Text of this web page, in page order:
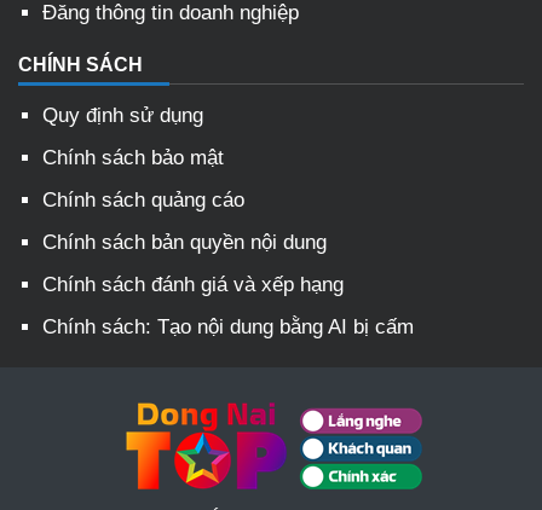
Đăng thông tin doanh nghiệp
CHÍNH SÁCH
Quy định sử dụng
Chính sách bảo mật
Chính sách quảng cáo
Chính sách bản quyền nội dung
Chính sách đánh giá và xếp hạng
Chính sách: Tạo nội dung bằng AI bị cấm